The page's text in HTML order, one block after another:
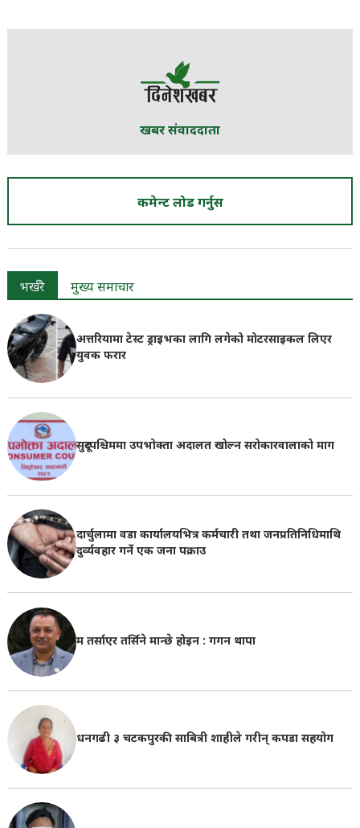
खबर संवाददाता
कमेन्ट लोड गर्नुस
भर्खरै मुख्य समाचार
अत्तरियामा टेस्ट ड्राइभका लागि लगेको मोटरसाइकल लिएर
युवक फरार
सुदूरपश्चिममा उपभोक्ता अदालत खोल्न सरोकारवालाको माग
दार्चुलामा वडा कार्यालयभित्र कर्मचारी तथा जनप्रतिनिधिमाथि
दुर्व्यवहार गर्ने एक जना पक्राउ
म तर्साएर तर्सिने मान्छे होइन : गगन थापा
धनगढी ३ चटकपुरकी साबित्री शाहीले गरीन् कपडा सहयोग